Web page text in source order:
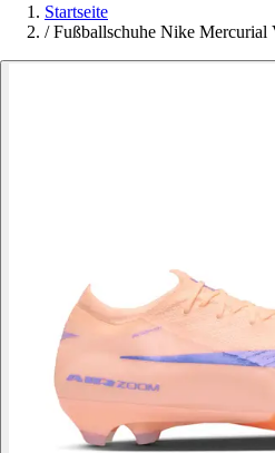
Startseite
/ Fußballschuhe Nike